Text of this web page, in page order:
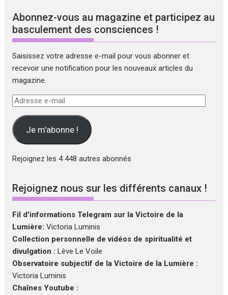
Abonnez-vous au magazine et participez au
basculement des consciences !
Saisissez votre adresse e-mail pour vous abonner et
recevoir une notification pour les nouveaux articles du
magazine.
Adresse
mail Je m'abonne !
Rejoignez les 4 448 autres abonnés
Rejoignez nous sur les différents canaux !
Fil d'informations Telegram sur la Victoire de la
Lumière: Victoria Luminis
Collection personnelle de vidéos de spiritualité et
divulgation : Lève Le Voile
Observatoire subjectif de la Victoire de la Lumière :
Victoria Luminis
Chaînes Youtube :